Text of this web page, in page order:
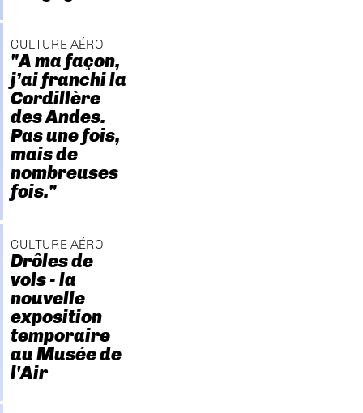
CULTURE AÉRO
"A ma façon,
j’ai franchi la
Cordillère
des Andes.
Pas une fois,
mais de
nombreuses
fois."
CULTURE AÉRO
Drôles de
vols - la
nouvelle
exposition
temporaire
au Musée de
l'Air